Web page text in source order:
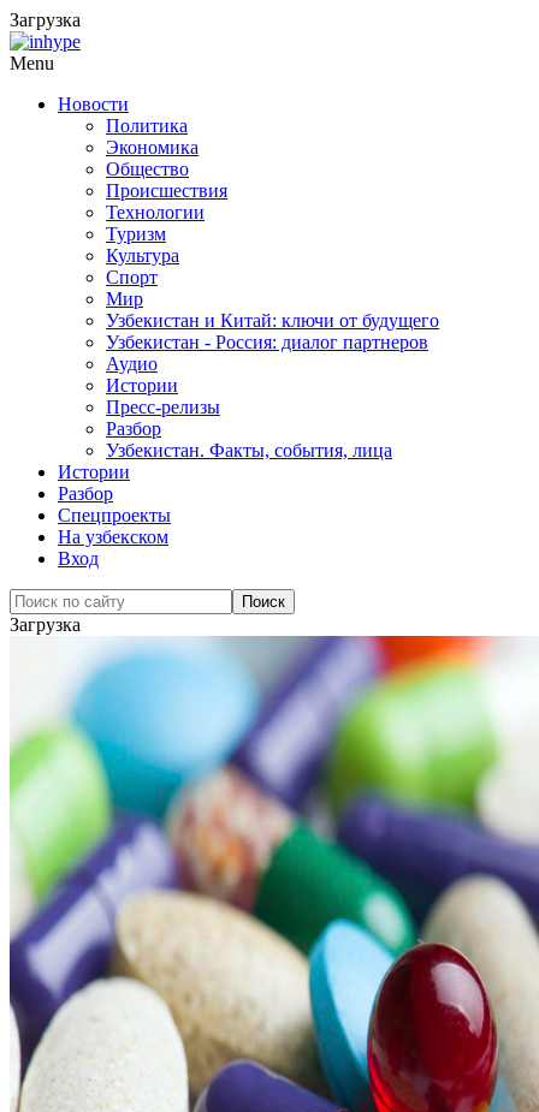
Загрузка
Menu
Новости
Политика
Экономика
Общество
Происшествия
Технологии
Туризм
Культура
Спорт
Мир
Узбекистан и Китай: ключи от будущего
Узбекистан - Россия: диалог партнеров
Аудио
Истории
Пресс-релизы
Разбор
Узбекистан. Факты, события, лица
Истории
Разбор
Спецпроекты
На узбекском
Вход
Загрузка